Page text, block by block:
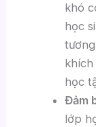
khó
học
học
Đảm
lớp